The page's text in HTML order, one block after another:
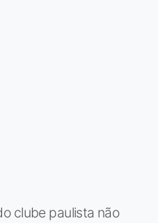
clube paulista não